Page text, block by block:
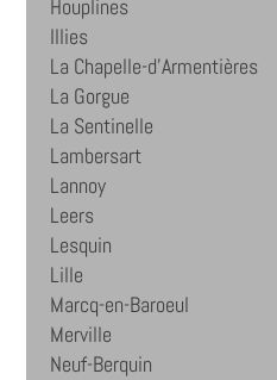
Houplines
Illies
La Chapelle-d'Armentières
La Gorgue
La Sentinelle
Lambersart
Lannoy
Leers
Lesquin
Lille
Marcq-en-Baroeul
Merville
Neuf-Berquin